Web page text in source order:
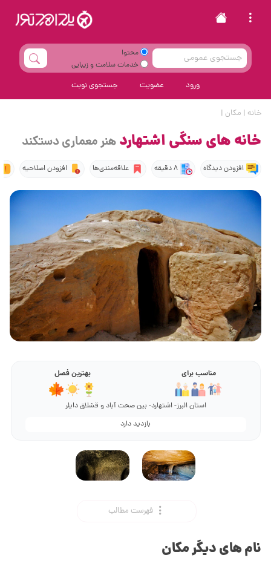
محتوا
خدمات سلامت و زیبایی
ورود عضویت جستجوی نوبت
خانه | مکان |
خانه های سنگی اشتهاردهنر معماری دستکند
افزودن دیدگاه 8 دقیقه علاقه‌مندی‌ها افزودن اصلاحیه
مناسب برای بهترین فصل
استان البرز- اشتهارد- بین صحت آباد و قشلاق دایلر
بازدید دارد
فهرست مطالب
نام های دیگر مکان